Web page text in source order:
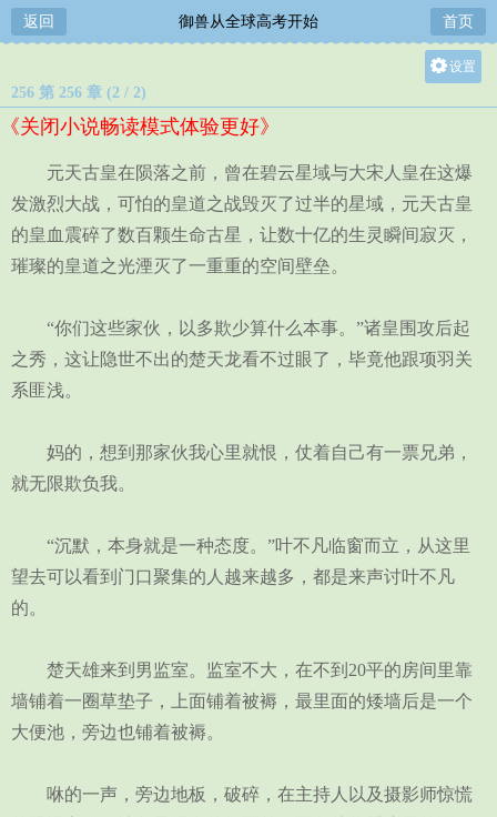
返回 御兽从全球高考开始 首页
设置
中
小
256 第 256 章 (2 / 2)
《关闭小说畅读模式体验更好》
元天古皇在陨落之前，曾在碧云星域与大宋人皇在这爆
发激烈大战，可怕的皇道之战毁灭了过半的星域，元天古皇
的皇血震碎了数百颗生命古星，让数十亿的生灵瞬间寂灭，
璀璨的皇道之光湮灭了一重重的空间壁垒。
“你们这些家伙，以多欺少算什么本事。”诸皇围攻后起
之秀，这让隐世不出的楚天龙看不过眼了，毕竟他跟项羽关
系匪浅。
妈的，想到那家伙我心里就恨，仗着自己有一票兄弟，
就无限欺负我。
“沉默，本身就是一种态度。”叶不凡临窗而立，从这里
望去可以看到门口聚集的人越来越多，都是来声讨叶不凡
的。
楚天雄来到男监室。监室不大，在不到20平的房间里靠
墙铺着一圈草垫子，上面铺着被褥，最里面的矮墙后是一个
大便池，旁边也铺着被褥。
咻的一声，旁边地板，破碎，在主持人以及摄影师惊慌